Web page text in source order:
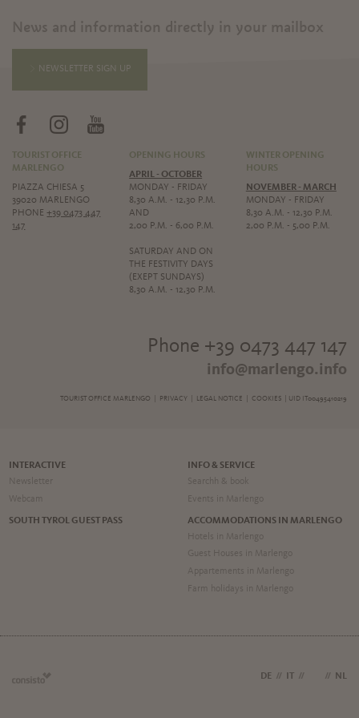
News and information directly in your mailbox
NEWSLETTER SIGN UP
TOURIST OFFICE
MARLENGO
PIAZZA CHIESA 5
39020 MARLENGO
PHONE+39 0473 447
147
OPENING HOURS
APRIL - OCTOBER
MONDAY - FRIDAY
8,30 A.M. - 12,30 P.M.
AND
2,00 P.M. - 6,00 P.M.
SATURDAY AND ON
THE FESTIVITY DAYS
(EXEPT SUNDAYS)
8,30 A.M. - 12,30 P.M.
WINTER OPENING
HOURS
NOVEMBER - MARCH
MONDAY - FRIDAY
8,30 A.M. - 12,30 P.M.
2,00 P.M. - 5,00 P.M.
Phone +39 0473 447 147
info@marlengo.info
TOURIST OFFICE MARLENGO | PRIVACY| LEGAL NOTICE COOKIES | UID IT00495410219
INTERACTIVE
Newsletter
Webcam
INFO & SERVICE
Searchh & book
Events in Marlengo
SOUTH TYROL GUEST PASS
ACCOMMODATIONS IN MARLENGO
Hotels in Marlengo
Guest Houses in Marlengo
Appartements in Marlengo
Farm holidays in Marlengo
DE // IT // // NL